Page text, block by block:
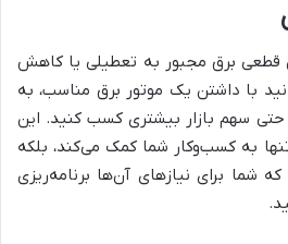
قطعی برق مجبور به تعطیلی یا کاهش
با داشتن یک موتور برق مناسب، به
سهم بازار بیشتری کسب کنید. این
به کسب‌وکار شما کمک می‌کند، بلکه
شما برای نیازهای آن‌ها برنامه‌ریزی